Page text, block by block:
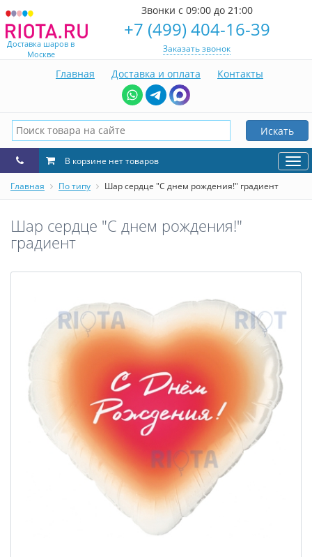
Доставка шаров в
Москве
Звонки с 09:00 до 21:00
+7 (499) 404-16-39
Заказать звонок
Главная Доставка и оплата Контакты
Искать
В корзине нет товаров
Главная По типу Шар сердце "С днем рождения!" градиент
Шар сердце "С днем рождения!"
градиент